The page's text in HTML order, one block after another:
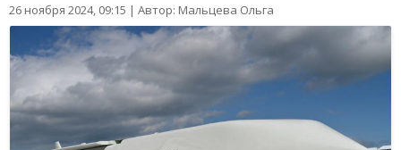
26 ноября 2024, 09:15 | Автор: Мальцева Ольга